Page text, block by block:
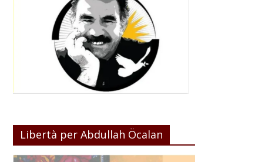
Libertà per Abdullah Öcalan